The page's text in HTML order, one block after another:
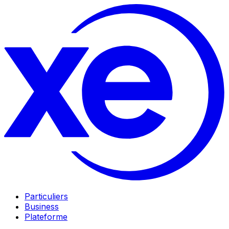
Particuliers
Business
Plateforme